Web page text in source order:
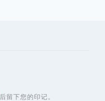
后留下您的印记。